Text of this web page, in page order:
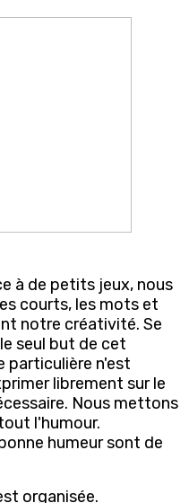
à de petits jeux, nous
courts, les mots et
notre créativité. Se
seul but de cet
particulière n'est
librement sur le
Nous mettons
l'humour.
humeur sont de
organisée.